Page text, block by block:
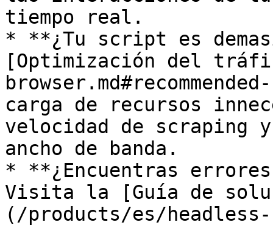
tiempo real.
* **¿Tu script es
[Optimización del
carga de recursos
velocidad de scraping
ancho de banda.
* **¿Encuentras
Visita la [Guía de
(/products/es/